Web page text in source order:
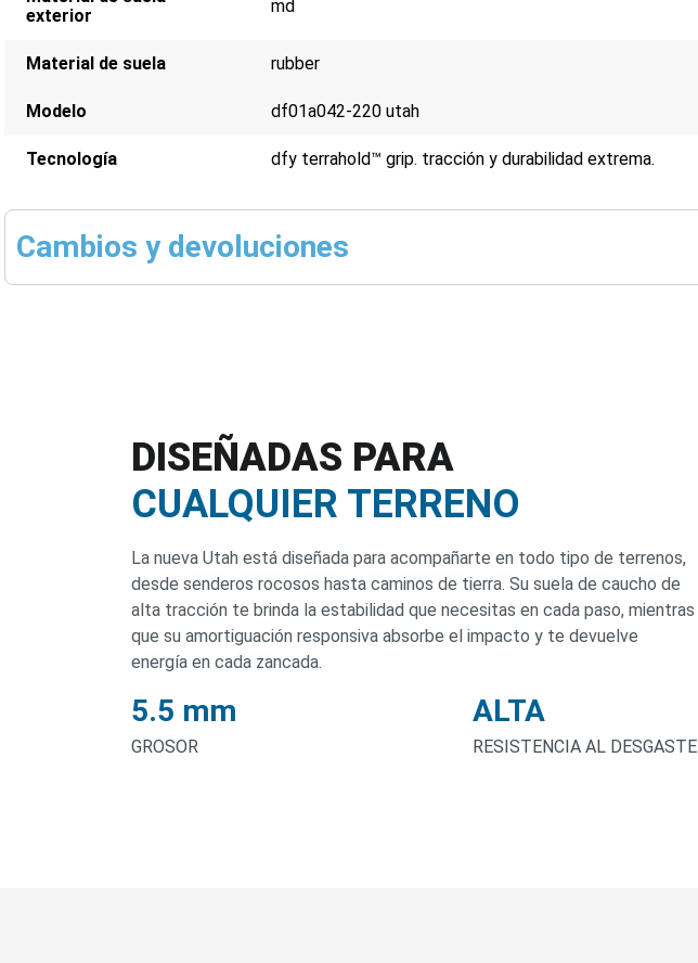
exterior
md
Material de suela rubber
Modelo df01a042-220 utah
Tecnología dfy terrahold™ grip. tracción y durabilidad extrema.
Cambios y devoluciones
DISEÑADAS PARA
CUALQUIER TERRENO
La nueva Utah está diseñada para acompañarte en todo tipo de terrenos,
desde senderos rocosos hasta caminos de tierra. Su suela de caucho de
alta tracción te brinda la estabilidad que necesitas en cada paso, mientras
que su amortiguación responsiva absorbe el impacto y te devuelve
energía en cada zancada.
5.5 mm
GROSOR
ALTA
RESISTENCIA AL DESGASTE